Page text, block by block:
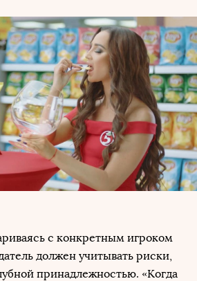
с конкретным игроком
должен учитывать риски,
принадлежностью. «Когда